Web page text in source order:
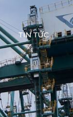
TIN TỨC